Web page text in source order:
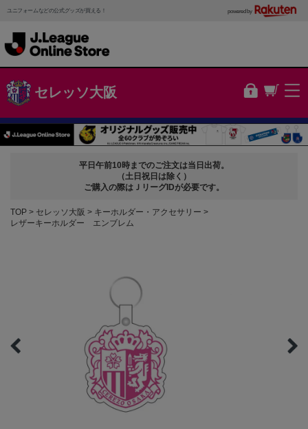
ユニフォームなどの公式グッズが買える！ powered by
セレッソ大阪
平日午前10時までのご注文は当日出荷。
（土日祝日は除く）
ご購入の際はＪリーグIDが必要です。
TOP セレッソ大阪
キーホルダー・アクセサリー
レザーキーホルダー エンブレム